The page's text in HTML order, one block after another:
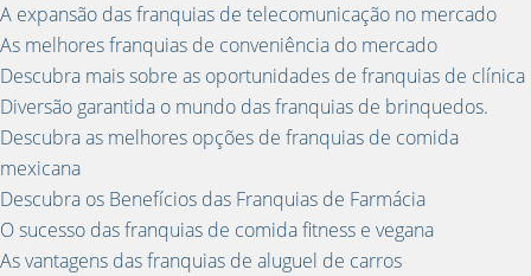
A expansão das franquias de telecomunicação no mercado
As melhores franquias de conveniência do mercado
Descubra mais sobre as oportunidades de franquias de clínica
Diversão garantida o mundo das franquias de brinquedos.
Descubra as melhores opções de franquias de comida
mexicana
Descubra os Benefícios das Franquias de Farmácia
O sucesso das franquias de comida fitness e vegana
As vantagens das franquias de aluguel de carros